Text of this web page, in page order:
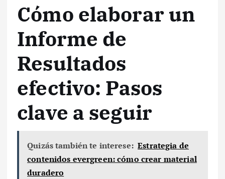
Cómo elaborar un
Informe de
Resultados
efectivo: Pasos
clave a seguir
Quizás también te interese: Estrategia de
contenidos evergreen: cómo crear material
duradero